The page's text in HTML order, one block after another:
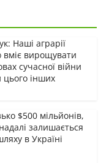
Наші аграрії
вміє вирощувати
сучасної війни
інших
$500 мільйонів,
залишається
в Україні